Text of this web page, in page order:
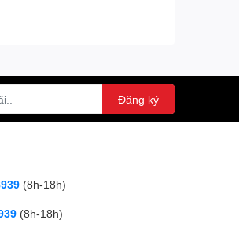
Đăng ký
(8h-18h)
(8h-18h)